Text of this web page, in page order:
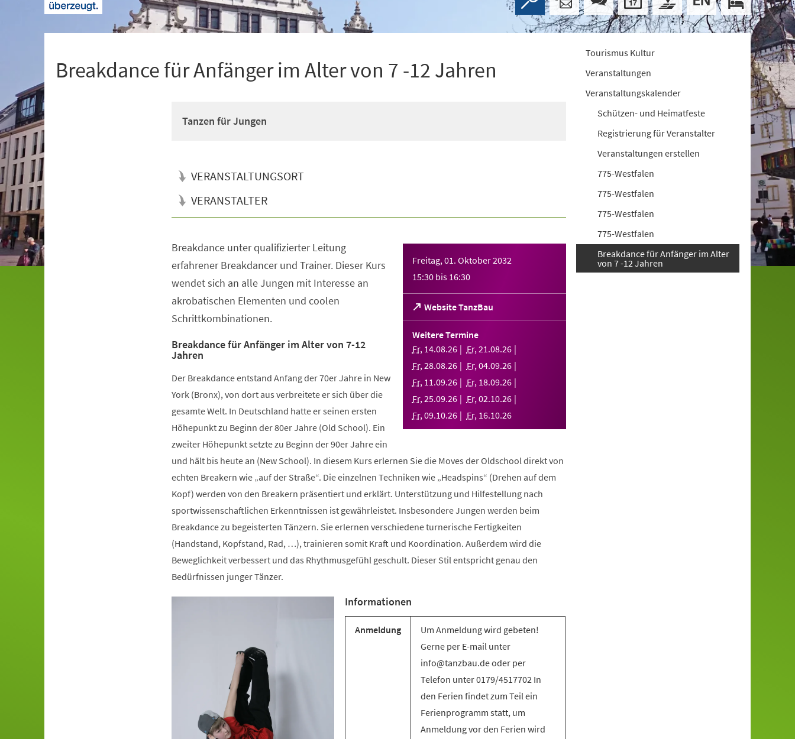
Breakdance für Anfänger im Alter von 7 -12 Jahren
Tanzen für Jungen
VERANSTALTUNGSORT
VERANSTALTER
Freitag, 01. Oktober 2032
15:30 bis 16:30
Website TanzBau
(Öffnet
in
einem
Tab)
Weitere Termine
Fr, 14.08.26 Fr,21.08.26
Fr,28.08.26 Fr,04.09.26
Fr, 11.09.26 Fr, 18.09.26
Fr,25.09.26 Fr,02.10.26
Fr,09.10.26 Fr, 16.10.26
Breakdance unter qualifizierter Leitung
erfahrener Breakdancer und Trainer. Dieser Kurs
wendet sich an alle Jungen mit Interesse an
akrobatischen Elementen und coolen
Schrittkombinationen.
Breakdance für Anfänger im Alter von 7-12
Jahren
Der Breakdance entstand Anfang der 70er Jahre in New
York (Bronx), von dort aus verbreitete er sich über die
gesamte Welt. In Deutschland hatte er seinen ersten
Höhepunkt zu Beginn der 80er Jahre (Old School). Ein
zweiter Höhepunkt setzte zu Beginn der 90er Jahre ein
und hält bis heute an (New School). In diesem Kurs erlernen Sie die Moves der Oldschool direkt von
echten Breakern wie „auf der Straße“. Die einzelnen Techniken wie „Headspins“ (Drehen auf dem
Kopf) werden von den Breakern präsentiert und erklärt. Unterstützung und Hilfestellung nach
sportwissenschaftlichen Erkenntnissen ist gewährleistet. Insbesondere Jungen werden beim
Breakdance zu begeisterten Tänzern. Sie erlernen verschiedene turnerische Fertigkeiten
(Handstand, Kopfstand, Rad, …), trainieren somit Kraft und Koordination. Außerdem wird die
Beweglichkeit verbessert und das Rhythmusgefühl geschult. Dieser Stil entspricht genau den
Bedürfnissen junger Tänzer.
Informationen
Anmeldung
Um Anmeldung wird gebeten!
Gerne per E-mail unter
info@tanzbau.de oder per
Telefon unter 0179/4517702 In
den Ferien findet zum Teil ein
Ferienprogramm statt, um
Anmeldung vor den Ferien wird
Tourismus Kultur
Veranstaltungen
Veranstaltungskalender
Schützen- und Heimatfeste
Registrierung für Veranstalter
Veranstaltungen erstellen
775-Westfalen
775-Westfalen
775-Westfalen
775-Westfalen
Breakdance für Anfänger im Alter
von 7 -12 Jahren